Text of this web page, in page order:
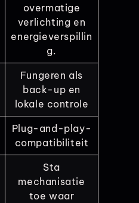
overmatige
verlichting en
energieverspillin
g.
Fungeren als
back-up en
lokale controle
Plug-and-play-
compatibiliteit
Sta
mechanisatie
toe waar